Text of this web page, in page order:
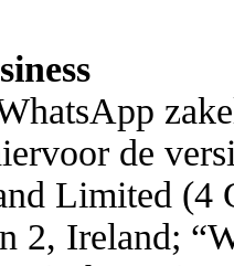
de
Limited (4
2, Ireland;